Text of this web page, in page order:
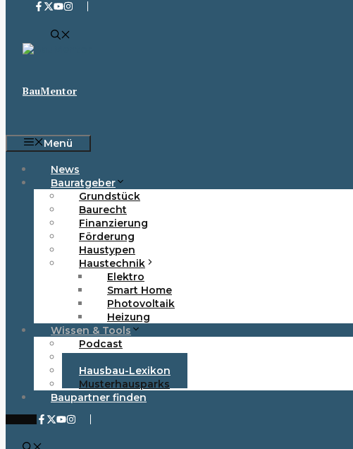
BauMentor
Menü
News
Bauratgeber
Grundstück
Baurecht
Finanzierung
Förderung
Haustypen
Haustechnik
Elektro
Smart Home
Photovoltaik
Heizung
Wissen & Tools
Podcast
Newsletter
Hausbau-Lexikon
Musterhausparks
Baupartner finden